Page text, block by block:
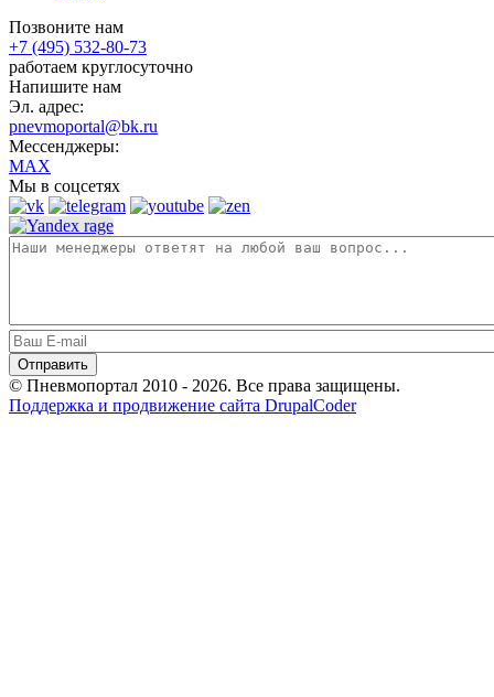
Позвоните нам
+7 (495) 532-80-73
работаем круглосуточно
Напишите нам
Эл. адрес:
pnevmoportal@bk.ru
Мессенджеры:
MAX
Мы в соцсетях
© Пневмопортал 2010 - 2026. Все права защищены.
Поддержка и продвижение сайта DrupalCoder